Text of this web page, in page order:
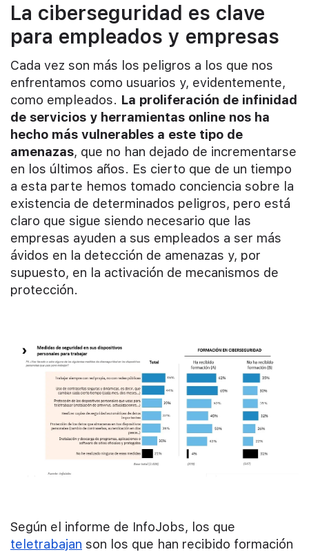
La ciberseguridad es clave
para empleados y empresas
Cada vez son más los peligros a los que nos
enfrentamos como usuarios y, evidentemente,
como empleados. La proliferación de infinidad
de servicios y herramientas online nos ha
hecho más vulnerables a este tipo de
amenazas, que no han dejado de incrementarse
en los últimos años. Es cierto que de un tiempo
a esta parte hemos tomado conciencia sobre la
existencia de determinados peligros, pero está
claro que sigue siendo necesario que las
empresas ayuden a sus empleados a ser más
ávidos en la detección de amenazas y, por
supuesto, en la activación de mecanismos de
protección.
Según el informe de InfoJobs, los que
teletrabajan son los que han recibido formación